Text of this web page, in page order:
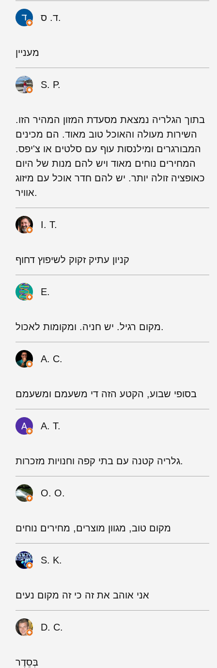
ד. ס.
מעניין
S. P.
בתוך הגלריה נמצאת מסעדת המזון המהיר הזו.
השירות מעולה והאוכל טוב מאוד. הם מכינים
המבורגרים ומילנסות עוף עם סלטים או צ'יפס.
המחירים נוחים מאוד ויש להם מנות של היום
כאופציה זולה יותר. יש להם חדר אוכל עם מיזוג
אוויר.
I. T.
קניון עתיק זקוק לשיפוץ דחוף
E.
מקום רגיל. יש חניה. ומקומות לאכול.
A. C.
בסופי שבוע, הקטע הזה די משעמם ומשעמם
A. T.
גלריה קטנה עם בתי קפה וחנויות מזכרות.
O. O.
מקום טוב, מגוון מוצרים, מחירים נוחים
S. K.
אני אוהב את זה כי זה מקום נעים
D. C.
בְּסֵדֶר